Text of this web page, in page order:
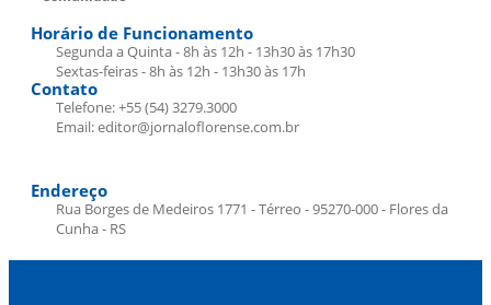
Horário de Funcionamento
Segunda a Quinta - 8h às 12h - 13h30 às 17h30
Sextas-feiras - 8h às 12h - 13h30 às 17h
Contato
Telefone: +55 (54) 3279.3000
Email: editor@jornaloflorense.com.br
Endereço
Rua Borges de Medeiros 1771 - Térreo - 95270-000 - Flores da
Cunha - RS